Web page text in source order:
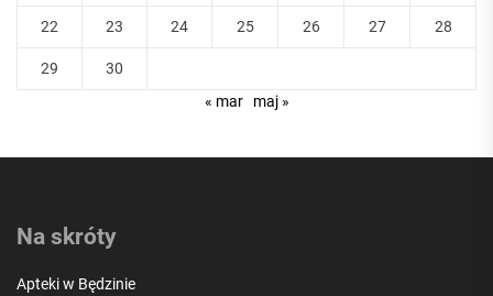
22 23 24 25 26 27 28
29
30
« mar
maj »
Na skróty
Apteki w Będzinie